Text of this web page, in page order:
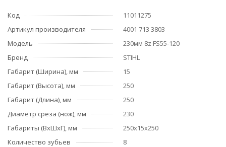
Код
11011275
Артикул производителя
4001 713 3803
Модель
230мм 8z FS55-120
Бренд
STIHL
Габарит (Ширина), мм
15
Габарит (Высота), мм
250
Габарит (Длина), мм
250
Диаметр среза (нож), мм
230
Габариты (ВхШхГ), мм
250х15х250
Количество зубьев
8